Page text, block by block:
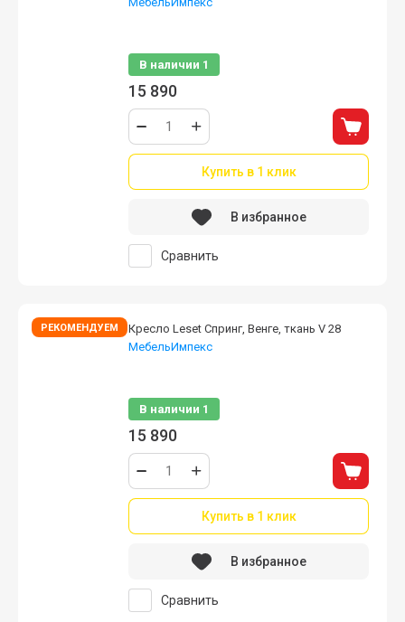
В наличии 1
15 890
Купить в 1 клик
Сравнить
В избранное
РЕКОМЕНДУЕМ
Кресло Leset Спринг, Венге, ткань V 28
МебельИмпекс
В наличии 1
15 890
Купить в 1 клик
Сравнить
В избранное